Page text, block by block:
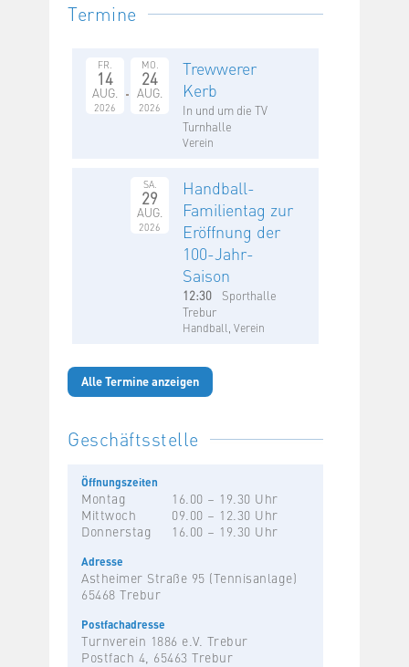
Termine
FR.
14
AUG.
2026
MO.
24
AUG.
2026
Trewwerer
Kerb
In und um die TV
Turnhalle
Verein
SA.
29
AUG.
2026
Handball-
Familientag zur
Eröffnung der
100-Jahr-
Saison
12:30
Sporthalle
Trebur
Handball, Verein
Alle Termine anzeigen
Geschäftsstelle
Öffnungszeiten
Montag
16.00 – 19.30 Uhr
Mittwoch
09.00 – 12.30 Uhr
Donnerstag
16.00 – 19.30 Uhr
Adresse
Astheimer Straße 95 (Tennisanlage)
65468 Trebur
Postfachadresse
Turnverein 1886 e.V. Trebur
Postfach 4, 65463 Trebur